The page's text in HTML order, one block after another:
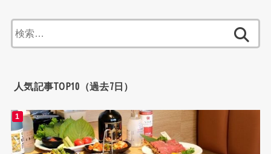
索:
人気記事TOP10（過去7日）